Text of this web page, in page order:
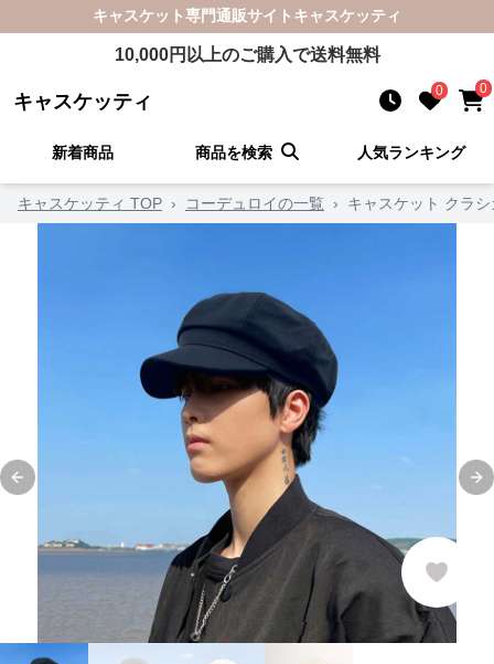
キャスケット専門通販サイト キャスケッティ
10,000円以上のご購入で送料無料
キャスケッティ 0 0
新着商品 商品を検索 人気ランキング
キャスケッティ TOP › コーデュロイの一覧 › キャスケット クラ
Previous slide